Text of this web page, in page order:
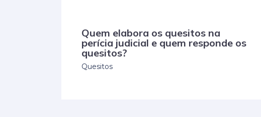
Quem elabora os quesitos na
perícia judicial e quem responde os
quesitos?
Quesitos